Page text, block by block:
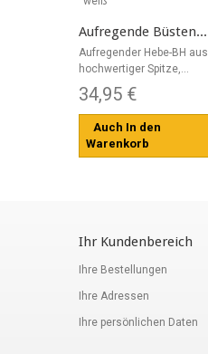
Aufregende Büsten...
Aufregender Hebe-BH aus
hochwertiger Spitze,...
34,95 €
Auch In den
Warenkorb
Ihr Kundenbereich
Ihre Bestellungen
Ihre Adressen
Ihre persönlichen Daten